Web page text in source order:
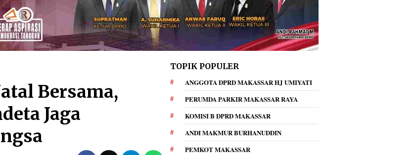
Bersama,
Jaga
TOPIK POPULER
ANGGOTA DPRD MAKASSAR HJ UMIYATI
PERUMDA PARKIR MAKASSAR RAYA
KOMISI B DPRD MAKASSAR
ANDI MAKMUR BURHANUDDIN
PEMKOT MAKASSAR